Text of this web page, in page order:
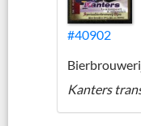
#40902
Kanters